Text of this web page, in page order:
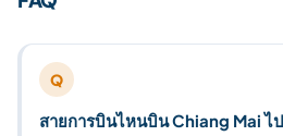
Q
สายการบินไหนบิน Chiang Mai ไ